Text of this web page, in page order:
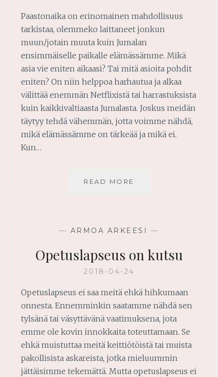
Paastonaika on erinomainen mahdollisuus
tarkistaa, olemmeko laittaneet jonkun
muun/jotain muuta kuin Jumalan
ensimmäiselle paikalle elämässämme. Mikä
asia vie eniten aikaasi? Tai mitä asioita pohdit
eniten? On niin helppoa harhautua ja alkaa
välittää enemmän Netflixistä tai harrastuksista
kuin kaikkivaltiaasta Jumalasta. Joskus meidän
täytyy tehdä vähemmän, jotta voimme nähdä,
mikä elämässämme on tärkeää ja mikä ei.
Kun…
READ MORE
— ARMOA ARKEESI —
Opetuslapseus on kutsu
2018-04-24
Opetuslapseus ei saa meitä ehkä hihkumaan
onnesta. Ennemminkin saatamme nähdä sen
tylsänä tai väsyttävänä vaatimuksena, jota
emme ole kovin innokkaita toteuttamaan. Se
ehkä muistuttaa meitä keittiötöistä tai muista
pakollisista askareista, jotka mieluummin
jättäisimme tekemättä. Mutta opetuslapseus ei